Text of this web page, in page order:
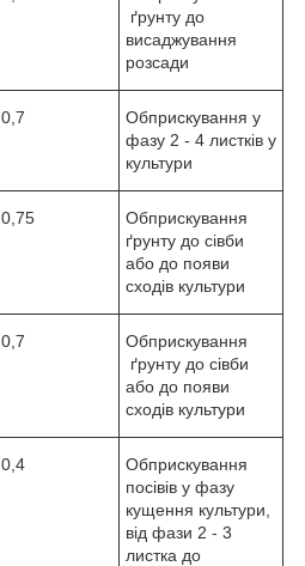
ґрунту до
висаджування
розсади
Обприскування у
фазу 2 - 4 листків у
культури
Обприскування
ґрунту до сівби
або до появи
сходів культури
Обприскування
ґрунту до сівби
або до появи
сходів культури
Обприскування
посівів у фазу
кущення культури,
від фази 2 - 3
листка до